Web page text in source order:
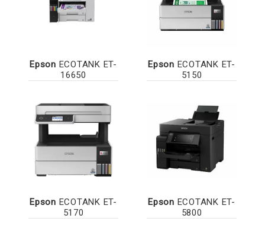
Epson ECOTANK ET-
16650
Epson ECOTANK ET-
5150
Epson ECOTANK ET-
5170
Epson ECOTANK ET-
5800